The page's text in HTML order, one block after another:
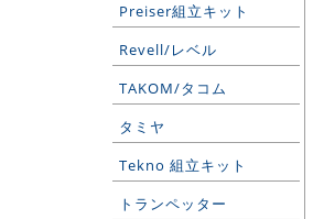
Preiser組立キット
Revell/レベル
TAKOM/タコム
タミヤ
Tekno 組立キット
トランペッター